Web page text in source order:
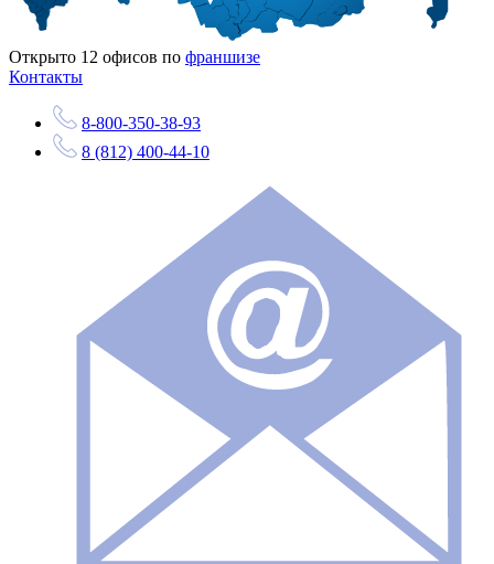
Открыто 12 офисов по франшизе
Контакты
8-800-350-38-93
8 (812) 400-44-10